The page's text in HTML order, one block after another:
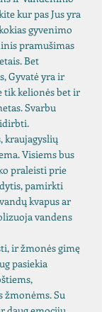
kur pas Jus yra
gyvenimo
pramušimas
Bet
Gyvatė yra ir
tik kelionės bet ir
Svarbu
kraujagyslių
Visiems bus
praleisti prie
pamirkti
kvapus ar
vandens
ir žmonės gimę
pasiekia
žmonėms. Su